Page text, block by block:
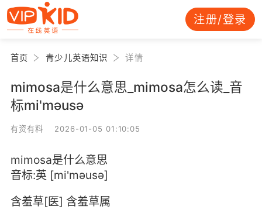
注册/登录
首页 青少儿英语知识 详情
mimosa是什么意思_mimosa怎么读_音
标mi'mәusә
有资有料 2026-01-05 01:10:05
mimosa是什么意思
音标:英 [mi'mәusә]
含羞草[医] 含羞草属